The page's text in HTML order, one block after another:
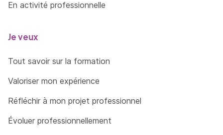
En activité professionnelle
Je veux
Tout savoir sur la formation
Valoriser mon expérience
Réfléchir à mon projet professionnel
Évoluer professionnellement